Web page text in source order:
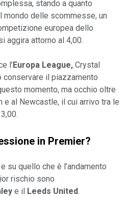
stando a quanto
delle scommesse, un
europea dello
aggira attorno al 4,00.
l’Europa League, Crystal
conservare il piazzamento
momento, ma occhio oltre
e al Newcastle, il cui arrivo tra le
in Premier?
su quello che è l’andamento
rischio sono
e il Leeds United.